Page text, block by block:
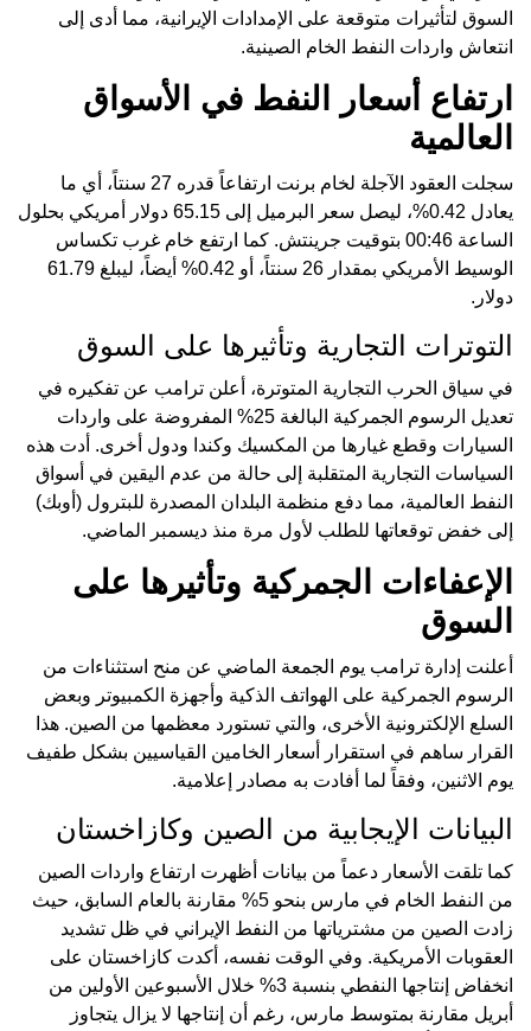
السوق لتأثيرات متوقعة على الإمدادات الإيرانية، مما أدى إلى
انتعاش واردات النفط الخام الصينية.
ارتفاع أسعار النفط في الأسواق
العالمية
سجلت العقود الآجلة لخام برنت ارتفاعاً قدره 27 سنتاً، أي ما
يعادل 0.42%، ليصل سعر البرميل إلى 65.15 دولار أمريكي بحلول
الساعة 00:46 بتوقيت جرينتش. كما ارتفع خام غرب تكساس
الوسيط الأمريكي بمقدار 26 سنتاً، أو 0.42% أيضاً، ليبلغ 61.79
دولار.
التوترات التجارية وتأثيرها على السوق
في سياق الحرب التجارية المتوترة، أعلن ترامب عن تفكيره في
تعديل الرسوم الجمركية البالغة 25% المفروضة على واردات
السيارات وقطع غيارها من المكسيك وكندا ودول أخرى. أدت هذه
السياسات التجارية المتقلبة إلى حالة من عدم اليقين في أسواق
النفط العالمية، مما دفع منظمة البلدان المصدرة للبترول (أوبك)
إلى خفض توقعاتها للطلب لأول مرة منذ ديسمبر الماضي.
الإعفاءات الجمركية وتأثيرها على
السوق
أعلنت إدارة ترامب يوم الجمعة الماضي عن منح استثناءات من
الرسوم الجمركية على الهواتف الذكية وأجهزة الكمبيوتر وبعض
السلع الإلكترونية الأخرى، والتي تستورد معظمها من الصين. هذا
القرار ساهم في استقرار أسعار الخامين القياسيين بشكل طفيف
يوم الاثنين، وفقاً لما أفادت به مصادر إعلامية.
البيانات الإيجابية من الصين وكازاخستان
كما تلقت الأسعار دعماً من بيانات أظهرت ارتفاع واردات الصين
من النفط الخام في مارس بنحو 5% مقارنة بالعام السابق، حيث
زادت الصين من مشترياتها من النفط الإيراني في ظل تشديد
العقوبات الأمريكية. وفي الوقت نفسه، أكدت كازاخستان على
انخفاض إنتاجها النفطي بنسبة 3% خلال الأسبوعين الأولين من
أبريل مقارنة بمتوسط ​​مارس، رغم أن إنتاجها لا يزال يتجاوز